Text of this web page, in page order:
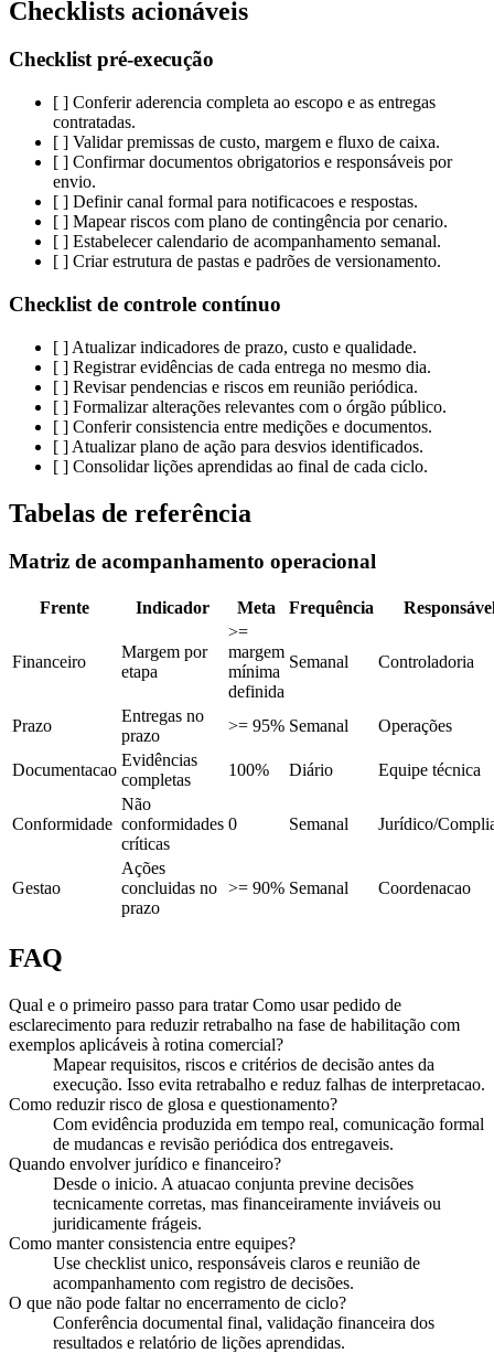
Checklists acionáveis
Checklist pré-execução
[ ] Conferir aderencia completa ao escopo e as entregas
contratadas.
[ ] Validar premissas de custo, margem e fluxo de caixa.
[ ] Confirmar documentos obrigatorios e responsáveis por
envio.
[ ] Definir canal formal para notificacoes e respostas.
[ ] Mapear riscos com plano de contingência por cenario.
[ ] Estabelecer calendario de acompanhamento semanal.
[ ] Criar estrutura de pastas e padrões de versionamento.
Checklist de controle contínuo
[ ] Atualizar indicadores de prazo, custo e qualidade.
[ ] Registrar evidências de cada entrega no mesmo dia.
[ ] Revisar pendencias e riscos em reunião periódica.
[ ] Formalizar alterações relevantes com o órgão público.
[ ] Conferir consistencia entre medições e documentos.
[ ] Atualizar plano de ação para desvios identificados.
[ ] Consolidar lições aprendidas ao final de cada ciclo.
Tabelas de referência
Matriz de acompanhamento operacional
Frente Indicador Meta Frequência
Financeiro
Margem por
etapa
>=
margem
mínima
definida
Semanal Controladoria
Prazo
Entregas no
prazo
>= 95% Semanal Operações
Documentacao
Evidências
completas
100% Diário Equipe técnica
Conformidade
Não
conformidades
críticas
0 Semanal Jurídico/
Gestao
Ações
concluidas no
prazo
>= 90% Semanal Coordenacao
FAQ
Qual e o primeiro passo para tratar Como usar pedido de
esclarecimento para reduzir retrabalho na fase de habilitação com
exemplos aplicáveis à rotina comercial?
Mapear requisitos, riscos e critérios de decisão antes da
execução. Isso evita retrabalho e reduz falhas de interpretacao.
Como reduzir risco de glosa e questionamento?
Com evidência produzida em tempo real, comunicação formal
de mudancas e revisão periódica dos entregaveis.
Quando envolver jurídico e financeiro?
Desde o inicio. A atuacao conjunta previne decisões
tecnicamente corretas, mas financeiramente inviáveis ou
juridicamente frágeis.
Como manter consistencia entre equipes?
Use checklist unico, responsáveis claros e reunião de
acompanhamento com registro de decisões.
O que não pode faltar no encerramento de ciclo?
Conferência documental final, validação financeira dos
resultados e relatório de lições aprendidas.